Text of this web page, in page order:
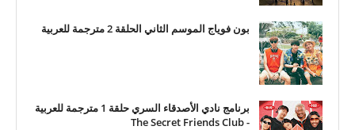
بون فوياج الموسم الثاني الحلقة 2 مترجمة للعربية
برنامج نادي الأصدقاء السري حلقة 1 مترجمة للعربية
- The Secret Friends Club